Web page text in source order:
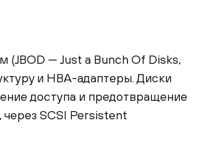
— Just a Bunch Of Disks,
и HBA-адаптеры. Диски
доступа и предотвращение
SCSI Persistent